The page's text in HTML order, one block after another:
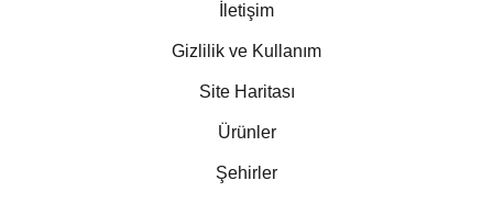
İletişim
Gizlilik ve Kullanım
Site Haritası
Ürünler
Şehirler